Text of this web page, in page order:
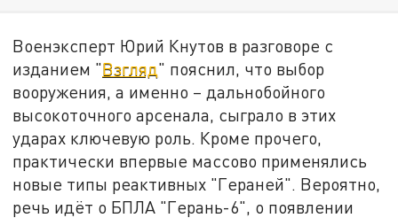
Военэксперт Юрий Кнутов в разговоре с
изданием "Взгляд" пояснил, что выбор
вооружения, а именно – дальнобойного
высокоточного арсенала, сыграло в этих
ударах ключевую роль. Кроме прочего,
практически впервые массово применялись
новые типы реактивных "Гераней". Вероятно,
речь идёт о БПЛА "Герань-6", о появлении